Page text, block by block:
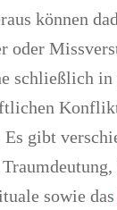
können
oder
schließlich in
gibt
sowie das